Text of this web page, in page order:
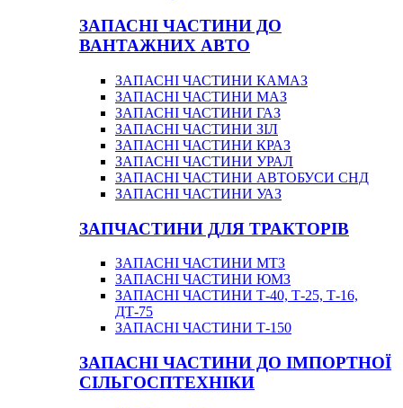
ЗАПАСНІ ЧАСТИНИ ДО
ВАНТАЖНИХ АВТО
ЗАПАСНІ ЧАСТИНИ КАМАЗ
ЗАПАСНІ ЧАСТИНИ МАЗ
ЗАПАСНІ ЧАСТИНИ ГАЗ
ЗАПАСНІ ЧАСТИНИ ЗІЛ
ЗАПАСНІ ЧАСТИНИ КРАЗ
ЗАПАСНІ ЧАСТИНИ УРАЛ
ЗАПАСНІ ЧАСТИНИ АВТОБУСИ СНД
ЗАПАСНІ ЧАСТИНИ УАЗ
ЗАПЧАСТИНИ ДЛЯ ТРАКТОРІВ
ЗАПАСНІ ЧАСТИНИ МТЗ
ЗАПАСНІ ЧАСТИНИ ЮМЗ
ЗАПАСНІ ЧАСТИНИ Т-40, Т-25, Т-16,
ДТ-75
ЗАПАСНІ ЧАСТИНИ Т-150
ЗАПАСНІ ЧАСТИНИ ДО ІМПОРТНОЇ
СІЛЬГОСПТЕХНІКИ